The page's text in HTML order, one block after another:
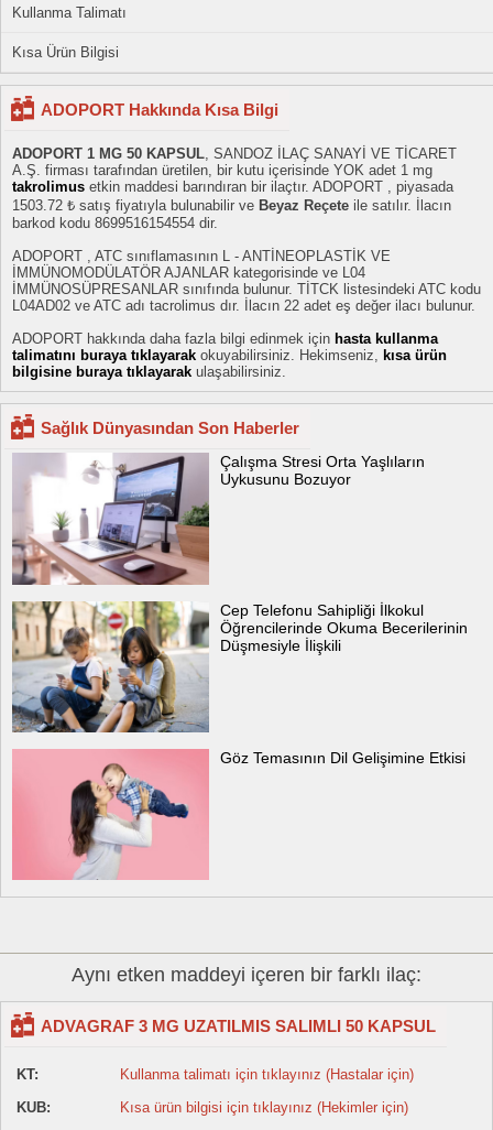
Kullanma Talimatı
Kısa Ürün Bilgisi
ADOPORT Hakkında Kısa Bilgi
ADOPORT 1 MG 50 KAPSUL, SANDOZ İLAÇ SANAYİ VE TİCARET
A.Ş. firması tarafından üretilen, bir kutu içerisinde YOK adet 1 mg
takrolimus etkin maddesi barındıran bir ilaçtır. ADOPORT , piyasada
1503.72 ₺ satış fiyatıyla bulunabilir ve Beyaz Reçete ile satılır. İlacın
barkod kodu 8699516154554 dir.
ADOPORT , ATC sınıflamasının L - ANTİNEOPLASTİK VE
İMMÜNOMODÜLATÖR AJANLAR kategorisinde ve L04
İMMÜNOSÜPRESANLAR sınıfında bulunur. TİTCK listesindeki ATC kodu
L04AD02 ve ATC adı tacrolimus dır. İlacın 22 adet eş değer ilacı bulunur.
ADOPORT hakkında daha fazla bilgi edinmek için hasta kullanma
talimatını buraya tıklayarak okuyabilirsiniz. Hekimseniz, kısa ürün
bilgisine buraya tıklayarak ulaşabilirsiniz.
Sağlık Dünyasından Son Haberler
Çalışma Stresi Orta Yaşlıların
Uykusunu Bozuyor
Cep Telefonu Sahipliği İlkokul
Öğrencilerinde Okuma Becerilerinin
Düşmesiyle İlişkili
Göz Temasının Dil Gelişimine Etkisi
Aynı etken maddeyi içeren bir farklı ilaç:
ADVAGRAF 3 MG UZATILMIS SALIMLI 50 KAPSUL
KT:
Kullanma talimatı için tıklayınız (Hastalar için)
KUB:
Kısa ürün bilgisi için tıklayınız (Hekimler için)